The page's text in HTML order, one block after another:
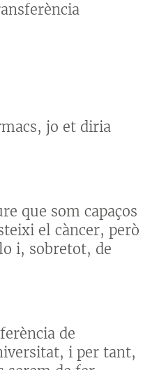
jo et diria
que som capaços
el càncer, però
i, sobretot, de
de
i per tant,